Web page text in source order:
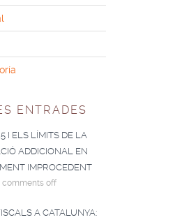
ENTRADES
I ELS LÍMITS DE LA
ADDICIONAL EN
IMPROCEDENT
comments off
A CATALUNYA: